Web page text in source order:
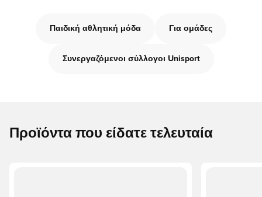
Παιδική αθλητική μόδα Για ομάδες
Συνεργαζόμενοι σύλλογοι Unisport
Προϊόντα που είδατε τελευταία